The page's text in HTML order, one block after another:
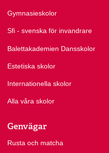
Gymnasieskolor
Sfi - svenska för invandrare
Balettakademien Dansskolor
Estetiska skolor
Internationella skolor
Alla våra skolor
Genvägar
Rusta och matcha